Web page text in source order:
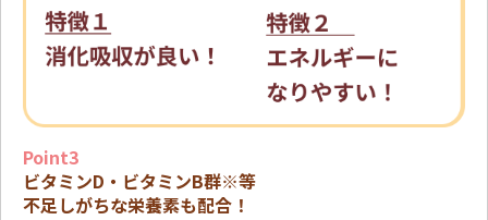
Point3
ビタミンD・ビタミンB群※等
不足しがちな栄養素も配合！